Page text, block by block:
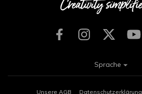
Unsere AGB Datenschutzerklärung
Sprache